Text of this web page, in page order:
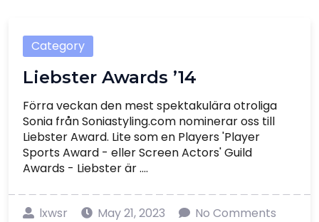
Category
Liebster Awards ’14
Förra veckan den mest spektakulära otroliga
Sonia från Soniastyling.com nominerar oss till
Liebster Award. Lite som en Players 'Player
Sports Award - eller Screen Actors' Guild
Awards - Liebster är ....
lxwsr May 21, 2023 No Comments